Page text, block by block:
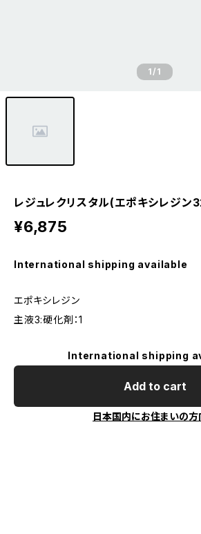
1/1
レジュレクリスタル(エポキシレジン
¥6,875
International shipping available
エポキシレジン
主液3:硬化剤：1
International shipping
Add to cart
日本国内にお住まいの方